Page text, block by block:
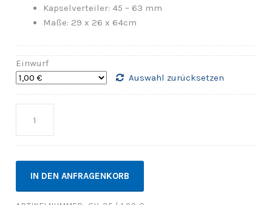
Kapselverteiler: 45 – 63 mm
Maße: 29 x 26 x 64cm
Einwurf
Auswahl zurücksetzen
IN DEN ANFRAGENKORB